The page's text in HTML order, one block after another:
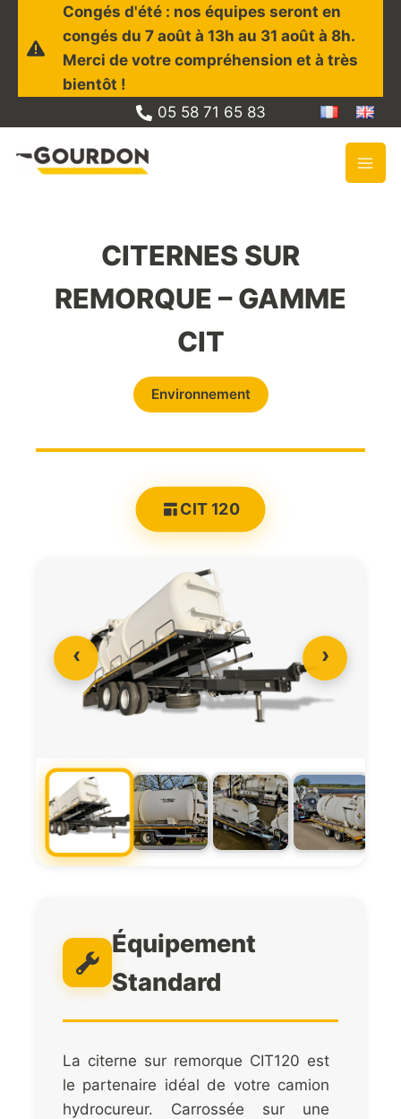
contenu
Congés d'été : nos équipes seront en
congés du 7 août à 13h au 31 août à 8h.
Merci de votre compréhension et à très
bientôt !
05 58 71 65 83
CITERNES SUR
REMORQUE – GAMME
CIT
Environnement
CIT 120
‹ ›
Équipement
Standard
La citerne sur remorque CIT120 est
le partenaire idéal de votre camion
hydrocureur. Carrossée sur une